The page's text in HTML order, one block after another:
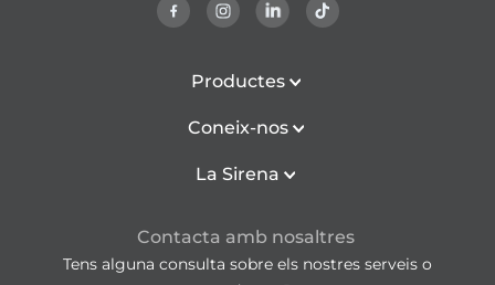
Productes
Coneix-nos
La Sirena
Contacta amb nosaltres
Tens alguna consulta sobre els nostres serveis o